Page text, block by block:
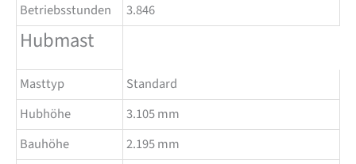
Betriebsstunden
3.846
Hubmast
Masttyp
Standard
Hubhöhe
3.105 mm
Bauhöhe
2.195 mm